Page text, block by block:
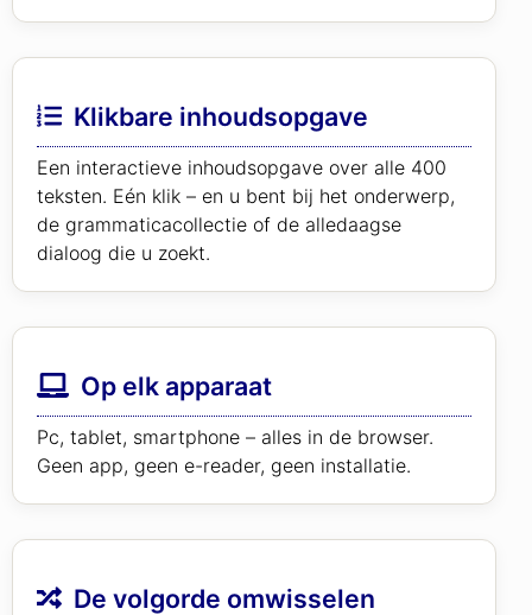
Klikbare inhoudsopgave
Een interactieve inhoudsopgave over alle 400
teksten. Eén klik – en u bent bij het onderwerp,
de grammaticacollectie of de alledaagse
dialoog die u zoekt.
Op elk apparaat
Pc, tablet, smartphone – alles in de browser.
Geen app, geen e-reader, geen installatie.
De volgorde omwisselen